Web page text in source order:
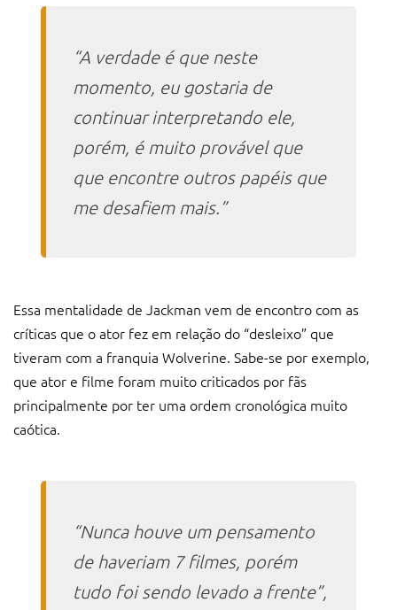
“A verdade é que neste
momento, eu gostaria de
continuar interpretando ele,
porém, é muito provável que
que encontre outros papéis que
me desafiem mais.”
Essa mentalidade de Jackman vem de encontro com as
críticas que o ator fez em relação do “desleixo” que
tiveram com a franquia Wolverine. Sabe-se por exemplo,
que ator e filme foram muito criticados por fãs
principalmente por ter uma ordem cronológica muito
caótica.
“Nunca houve um pensamento
de haveriam 7 filmes, porém
tudo foi sendo levado a frente”,